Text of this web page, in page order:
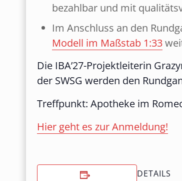
bezahlbar und mit
Im Anschluss an den
Modell im Maßstab 1:33
Die IBA’27-Projektleiterin
der SWSG werden den
Treffpunkt: Apotheke im
Hier geht es zur Anmeldung!
DETAILS